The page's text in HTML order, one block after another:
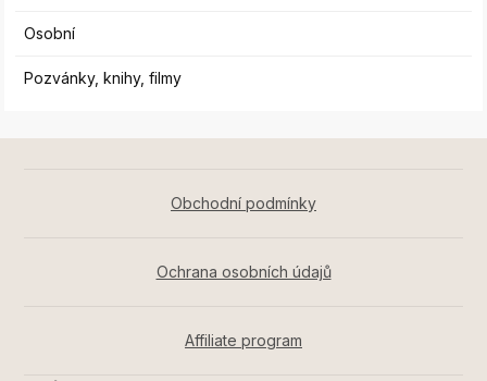
Osobní
Pozvánky, knihy, filmy
Obchodní podmínky
Ochrana osobních údajů
Affiliate program